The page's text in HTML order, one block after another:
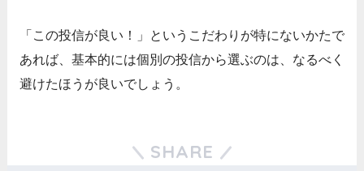
「この投信が良い！」というこだわりが特にないかたで
あれば、基本的には個別の投信から選ぶのは、なるべく
避けたほうが良いでしょう。
SHARE